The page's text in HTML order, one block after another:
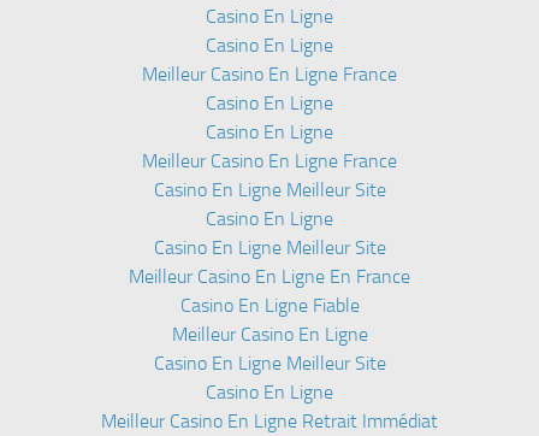
Casino En Ligne
Casino En Ligne
Meilleur Casino En Ligne France
Casino En Ligne
Casino En Ligne
Meilleur Casino En Ligne France
Casino En Ligne Meilleur Site
Casino En Ligne
Casino En Ligne Meilleur Site
Meilleur Casino En Ligne En France
Casino En Ligne Fiable
Meilleur Casino En Ligne
Casino En Ligne Meilleur Site
Casino En Ligne
Meilleur Casino En Ligne Retrait Immédiat